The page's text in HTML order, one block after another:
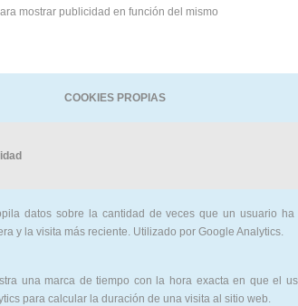
mostrar publicidad en función del mismo
COOKIES PROPIAS
datos sobre la cantidad de veces que un usuario
y la visita más reciente. Utilizado por Google Analytics.
una marca de tiempo con la hora exacta en que el
para calcular la duración de una visita al sitio web.